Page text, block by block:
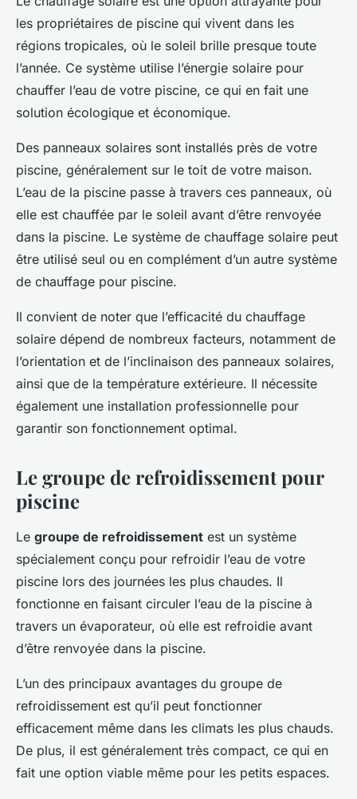
les propriétaires de piscine qui vivent dans les
régions tropicales, où le soleil brille presque toute
l’année. Ce système utilise l’énergie solaire pour
chauffer l’eau de votre piscine, ce qui en fait une
solution écologique et économique.
Des panneaux solaires sont installés près de votre
piscine, généralement sur le toit de votre maison.
L’eau de la piscine passe à travers ces panneaux, où
elle est chauffée par le soleil avant d’être renvoyée
dans la piscine. Le système de chauffage solaire peut
être utilisé seul ou en complément d’un autre système
de chauffage pour piscine.
Il convient de noter que l’efficacité du chauffage
solaire dépend de nombreux facteurs, notamment de
l’orientation et de l’inclinaison des panneaux solaires,
ainsi que de la température extérieure. Il nécessite
également une installation professionnelle pour
garantir son fonctionnement optimal.
Le groupe de refroidissement pour
piscine
Le groupe de refroidissement est un système
spécialement conçu pour refroidir l’eau de votre
piscine lors des journées les plus chaudes. Il
fonctionne en faisant circuler l’eau de la piscine à
travers un évaporateur, où elle est refroidie avant
d’être renvoyée dans la piscine.
L’un des principaux avantages du groupe de
refroidissement est qu’il peut fonctionner
efficacement même dans les climats les plus chauds.
De plus, il est généralement très compact, ce qui en
fait une option viable même pour les petits espaces.